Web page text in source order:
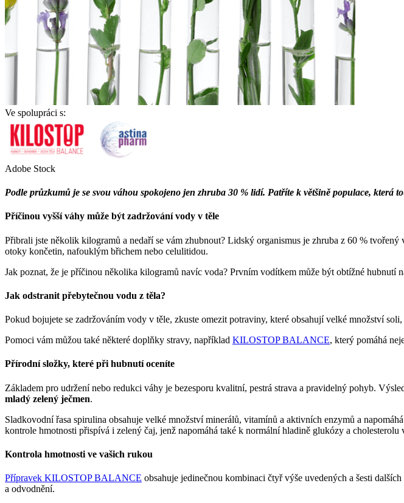
Ve spolupráci s:
Adobe Stock
Podle průzkumů je se svou váhou spokojeno jen zhruba 30 % lidí. Patříte k většině populace, která
Příčinou vyšší váhy může být zadržování vody v těle
Přibrali jste několik kilogramů a nedaří se vám zhubnout? Lidský organismus je zhruba z 60 %
otoky končetin, nafouklým břichem nebo celulitidou.
Jak poznat, že je příčinou několika kilogramů navíc voda? Prvním vodítkem může být obtížné
Jak odstranit přebytečnou vodu z těla?
Pokud bojujete se zadržováním vody v těle, zkuste omezit potraviny, které obsahují velké množství
Pomoci vám můžou také některé doplňky stravy, například KILOSTOP BALANCE, který pomáhá
Přírodní složky, které při hubnutí oceníte
Základem pro udržení nebo redukci váhy je bezesporu kvalitní, pestrá strava a pravidelný pohyb.
mladý zelený ječmen.
Sladkovodní řasa spirulina obsahuje velké množství minerálů, vitamínů a aktivních enzymů a
kontrole hmotnosti přispívá i zelený čaj, jenž napomáhá také k normální hladině glukózy a
Kontrola hmotnosti ve vašich rukou
Přípravek KILOSTOP BALANCE obsahuje jedinečnou kombinaci čtyř výše uvedených a šesti
a odvodnění.